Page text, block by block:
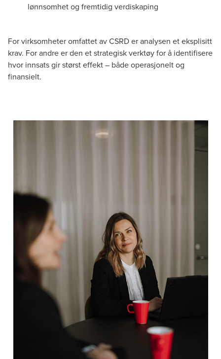
lønnsomhet og fremtidig verdiskaping
For virksomheter omfattet av CSRD er analysen et eksplisitt
krav. For andre er den et strategisk verktøy for å identifisere
hvor innsats gir størst effekt – både operasjonelt og
finansielt.